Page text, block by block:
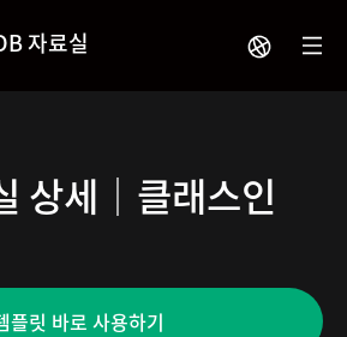
자료실
상세│클래스인
플릿 바로 사용하기